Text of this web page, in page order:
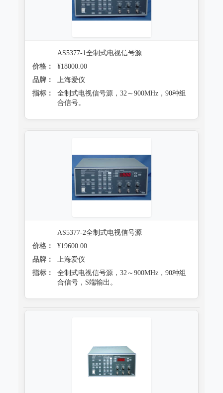
AS5377-1全制式电视信号源
价格：
¥18000.00
品牌：
上海爱仪
指标：
全制式电视信号源，32～900MHz，90种组
合信号。
AS5377-2全制式电视信号源
价格：
¥19600.00
品牌：
上海爱仪
指标：
全制式电视信号源，32～900MHz，90种组
合信号，S端输出。